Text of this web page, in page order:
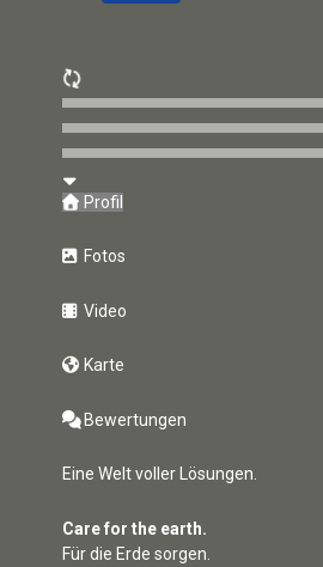
Profil
Fotos
Video
Karte
Bewertungen
Eine Welt voller Lösungen.
Care for the earth.
Für die Erde sorgen.